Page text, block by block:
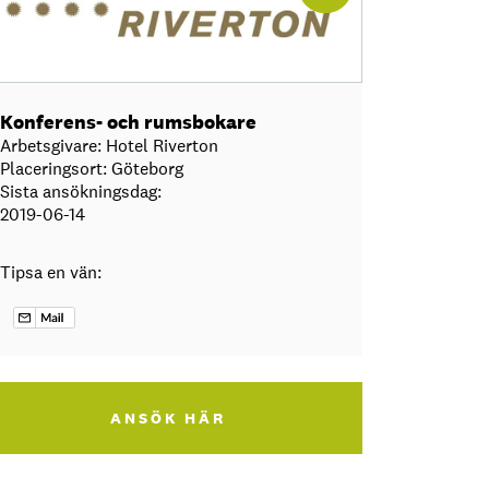
Konferens- och rumsbokare
Arbetsgivare: Hotel Riverton
Placeringsort: Göteborg
Sista ansökningsdag:
2019-06-14
Tipsa en vän:
ANSÖK HÄR